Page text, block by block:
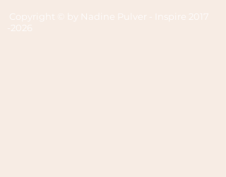
Copyright © by Nadine Pulver - Inspire
2017
-2026